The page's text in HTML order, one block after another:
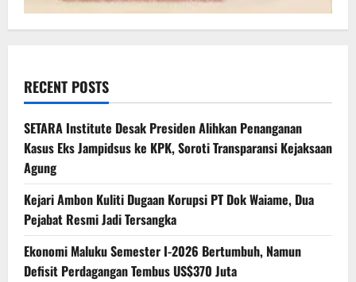
RECENT POSTS
SETARA Institute Desak Presiden Alihkan Penanganan
Kasus Eks Jampidsus ke KPK, Soroti Transparansi Kejaksaan
Agung
Kejari Ambon Kuliti Dugaan Korupsi PT Dok Waiame, Dua
Pejabat Resmi Jadi Tersangka
Ekonomi Maluku Semester I-2026 Bertumbuh, Namun
Defisit Perdagangan Tembus US$370 Juta